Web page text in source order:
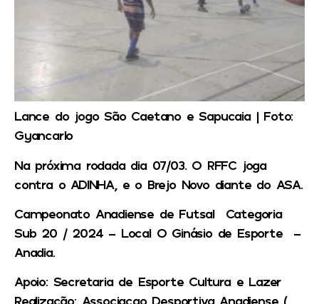
Lance do jogo São Caetano e Sapucaia | Foto:
Gyancarlo
Na próxima rodada dia 07/03. O RFFC joga
contra o ADINHA, e o Brejo Novo diante do ASA.
Campeonato Anadiense de Futsal Categoria
Sub 20 / 2024 – Local O Ginásio de Esporte –
Anadia.
Apoio:Secretaria de Esporte Cultura e Lazer
Realização:Associaçao Desportiva Anadiense (